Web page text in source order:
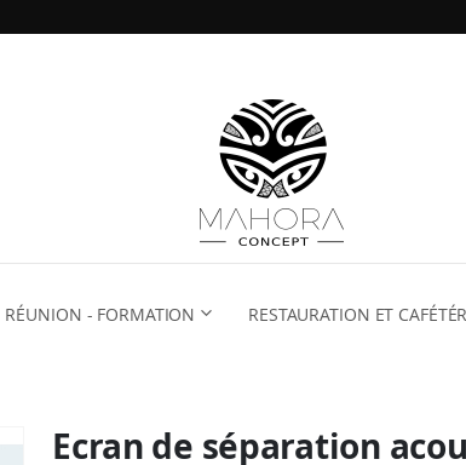
RÉUNION - FORMATION RESTAURATION ET
Ecran de séparation